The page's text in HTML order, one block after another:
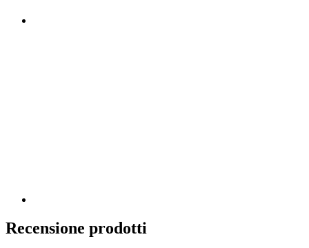
Recensione prodotti